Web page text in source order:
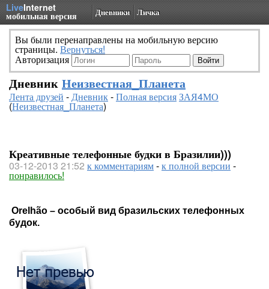
LiveInternet
мобильная версия Дневники Личка
Вы были перенаправлены на мобильную версию
страницы. Вернуться!
Авторизация
Дневник Неизвестная_Планета
Лента друзей -Дневник-Полная версияЗАЯ4МО
(Неизвестная_Планета)
Креативные телефонные будки в Бразилии)))
03-12-2013 21:52 к комментариям-к полной версии -
понравилось!
Orelhão – особый вид бразильских телефонных
будок.